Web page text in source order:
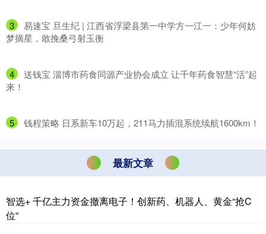
3
​易速宝 旦生纪 | 江西省浮梁县第一中学方一江一：少年何妨
梦摘星，敢挽桑弓射玉衡
4
​送钱宝 淄博市药食同源产业协会成立 让千年药食智慧“活”起
来！
5 ​钱程策略 日系新车10万起，211马力插混系统续航1600km！
最新文章
智选+ 千亿主力资金撤离电子！创新药、机器人、黄金“抢C
位”